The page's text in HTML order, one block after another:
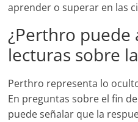
aprender o superar en las
¿Perthro puede
lecturas sobre
Perthro representa lo
En preguntas sobre el fin
puede señalar que la